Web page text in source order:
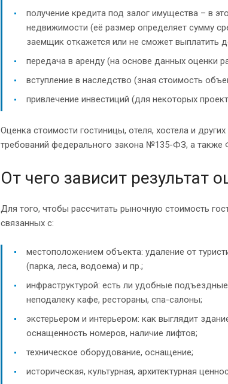
получение кредита под залог имущества – в
недвижимости (её размер определяет сумму
заемщик откажется или не сможет выплатить
передача в аренду (на основе данных оценки
вступление в наследство (зная стоимость
привлечение инвестиций (для некоторых
Оценка стоимости гостиницы, отеля, хостела и
требований федерального закона №135-ФЗ, а также
От чего зависит результат
Для того, чтобы рассчитать рыночную стоимость
связанных с:
местоположением объекта: удаление от
(парка, леса, водоема) и пр.;
инфраструктурой: есть ли удобные
неподалеку кафе, рестораны, спа-салоны;
экстерьером и интерьером: как выглядит
оснащенность номеров, наличие лифтов;
техническое оборудование, оснащение;
историческая, культурная, архитектурная